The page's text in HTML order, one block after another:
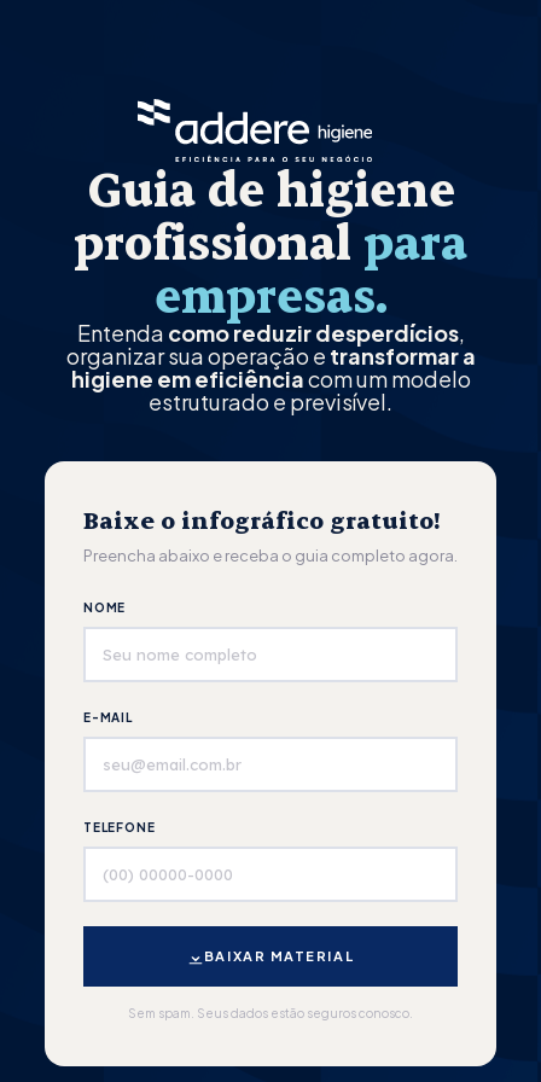
Guia de higiene
profissional para
empresas.
Entenda como reduzir desperdícios,
organizar sua operação e transformar a
higiene em eficiênciacom um modelo
estruturado e previsível.
Baixe o infográfico gratuito!
Preencha abaixo e receba o guia completo agora.
NOME
E-MAIL
TELEFONE
BAIXAR MATERIAL
Sem spam. Seus dados estão seguros conosco.